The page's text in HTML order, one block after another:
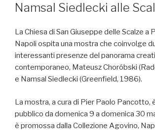
Namsal Siedlecki alle
La Chiesa di San Giuseppe delle Scalze a
Napoli ospita una mostra che coinvolge
interessanti presenze del panorama
contemporaneo, Mateusz Choróbski
e Namsal Siedlecki (Greenfield, 1986).
La mostra, a cura di Pier Paolo Pancotto,
pubblico da domenica 9 a domenica 30
è promossa dalla Collezione Agovino,